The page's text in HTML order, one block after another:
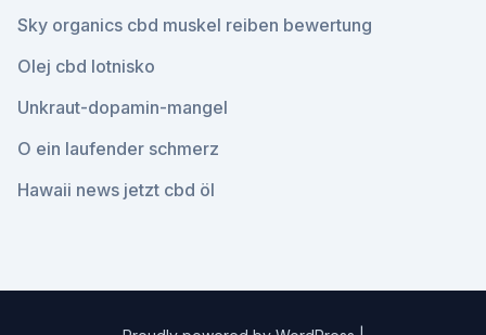
Sky organics cbd muskel reiben bewertung
Olej cbd lotnisko
Unkraut-dopamin-mangel
O ein laufender schmerz
Hawaii news jetzt cbd öl